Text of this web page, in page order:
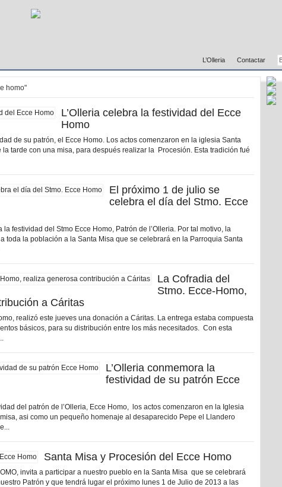
L’Olleria Contactar
homo"
L’Olleria celebra la festividad del Ecce
Homo
de su patrón, el Ecce Homo. Los actos comenzaron en la iglesia Santa
la tarde con una misa, para después realizar la Procesión. Esta tradición fué
El próximo 1 de julio se
celebra el día del Stmo. Ecce
festividad del Stmo Ecce Homo, Patrón de l’Olleria. Por tal motivo, la
toda la población a la Santa Misa que se celebrará en la Parroquia Santa
La Cofradia del
Stmo. Ecce-Homo,
a Cáritas
realizó este jueves una donación a Cáritas. La entrega estaba compuesta
básicos, para su distribución entre los más necesitados. Con esta
L’Olleria conmemora la
festividad de su patrón Ecce
del patrón de l’Olleria, Ecce Homo, los actos comenzaron en la Iglesia
asi como un pequeño homenaje al desaparecido Pepe el Llandero
Santa Misa y Procesión del Ecce Homo
invita a participar a nuestro pueblo en la Santa Misa que se celebrará
Patrón y que tendrá lugar el próximo lunes 1 de Julio de 2013 a las